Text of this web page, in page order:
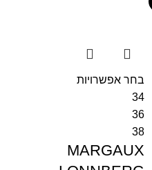
בחר אפשרויות
34
36
38
MARGAUX